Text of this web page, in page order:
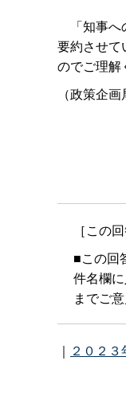
「知事へ
要約させて
のでご理解
（政策企
［この
■この回
件名欄
までご
｜ ２０２